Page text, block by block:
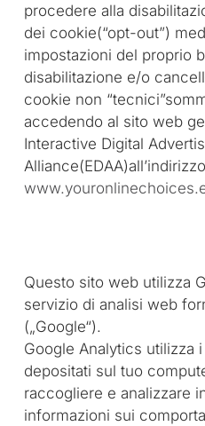
procedere alla
dei cookie(“opt-out”)
impostazioni del proprio
disabilitazione e/o
cookie non
accedendo al sito web
Interactive Digital
Alliance(EDAA)all’indirizzo
Questo sito web utilizza
servizio di analisi web
(„Google“).
Google Analytics utilizza
depositati sul tuo
raccogliere e analizzare
informazioni sui